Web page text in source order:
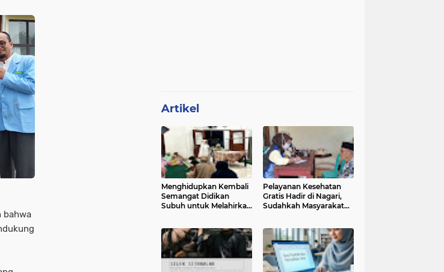
bahwa
Artikel
Menghidupkan Kembali
Semangat Didikan
Subuh untuk Melahirkan
Pelayanan Kesehatan
Gratis Hadir di Nagari,
Sudahkah Masyarakat